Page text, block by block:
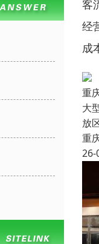
客
经
成
重
大
放
重
26-